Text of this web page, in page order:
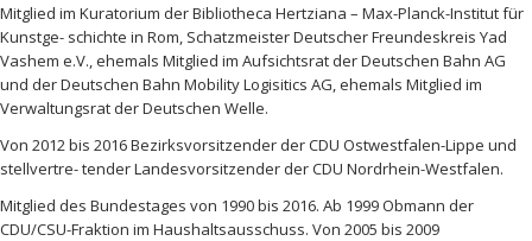
Mitglied im Kuratorium der Bibliotheca Hertziana – Max-Planck-Institut für
Kunstge- schichte in Rom, Schatzmeister Deutscher Freundeskreis Yad
Vashem e.V., ehemals Mitglied im Aufsichtsrat der Deutschen Bahn AG
und der Deutschen Bahn Mobility Logisitics AG, ehemals Mitglied im
Verwaltungsrat der Deutschen Welle.
Von 2012 bis 2016 Bezirksvorsitzender der CDU Ostwestfalen-Lippe und
stellvertre- tender Landesvorsitzender der CDU Nordrhein-Westfalen.
Mitglied des Bundestages von 1990 bis 2016. Ab 1999 Obmann der
CDU/CSU-Fraktion im Haushaltsausschuss. Von 2005 bis 2009